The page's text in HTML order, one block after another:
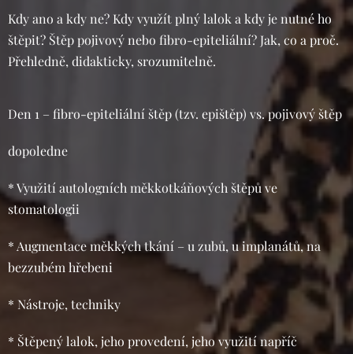
Kdy ano a kdy ne? Kdy využít plný lalok a kdy je nutné ho
štěpit? Štěp pojivový nebo fibro-epiteliální? Jak, co a proč.
Přehledně, didakticky, srozumitelně.
Den 1 – fibro-epiteliální štěp (tzv. epištěp) vs. pojivový štěp
dopoledne
* Využití autologních měkkotkáňových štěpů ve
stomatologii
* Augmentace měkkých tkání – u zubů, u implanátů, na
bezzubém hřebeni
* Nástroje, techniky
* Štěpený lalok, jeho provedení, jeho využití napříč